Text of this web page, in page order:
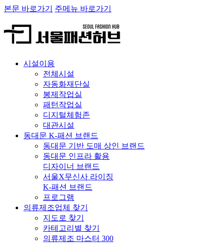
본문 바로가기 주메뉴 바로가기
시설이용
전체시설
자동화재단실
봉제작업실
패턴작업실
디지털체험존
대관시설
동대문 K-패션 브랜드
동대문 기반 도매 상인 브랜드
동대문 인프라 활용
디자이너 브랜드
서울X무신사 라이징
K-패션 브랜드
프로그램
의류제조업체 찾기
지도로 찾기
카테고리별 찾기
의류제조 마스터 300